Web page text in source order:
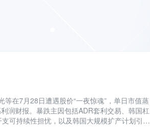
在7月28日遭遇股价“一夜惊魂”，单日市值蒸
润财报。暴跌主因包括ADR套利交易、韩国杠
可持续性担忧，以及韩国大规模扩产计划引发